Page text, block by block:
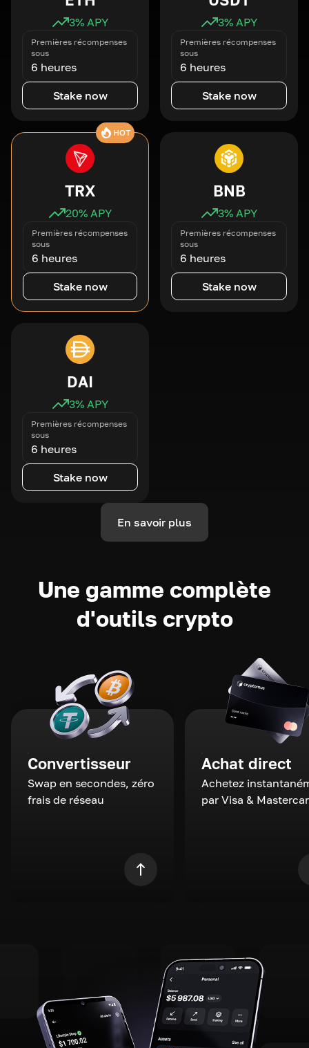
3% APY
Premières récompenses
sous
6 heures
Stake now
3% APY
Premières récompenses
sous
6 heures
Stake now
HOT
TRX
20% APY
Premières récompenses
sous
6 heures
Stake now
BNB
3% APY
Premières récompenses
sous
6 heures
Stake now
DAI
3% APY
Premières récompenses
sous
6 heures
Stake now
En savoir plus
Une gamme complète
d'outils crypto
Convertisseur
Swap en secondes, zéro
frais de réseau
Achat direct
Achetez
par Visa &